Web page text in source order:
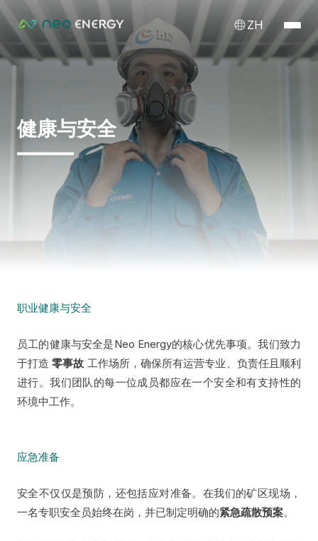
ZH
健康与安全
职业健康与安全
员工的健康与安全是Neo Energy的核心优先事项。我们致力
于打造零事故 工作场所，确保所有运营专业、负责任且顺利
进行。我们团队的每一位成员都应在一个安全和有支持性的
环境中工作。
应急准备
安全不仅仅是预防，还包括应对准备。在我们的矿区现场，
一名专职安全员始终在岗，并已制定明确的紧急疏散预案。